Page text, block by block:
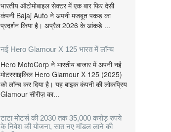
भारतीय ऑटोमोबाइल सेक्टर में एक बार फिर देसी
कंपनी Bajaj Auto ने अपनी मजबूत पकड़ का
प्रदर्शन किया है। अप्रैल 2026 के आंकड़े ...
नई Hero Glamour X 125 भारत में लॉन्च
Hero MotoCorp ने भारतीय बाजार में अपनी नई
मोटरसाइकिल Hero Glamour X 125 (2025)
को लॉन्च कर दिया है। यह बाइक कंपनी की लोकप्रिय
Glamour सीरीज़ का...
टाटा मोटर्स की 2030 तक 35,000 करोड़ रुपये
के निवेश की योजना, सात नए मॉडल लाने की